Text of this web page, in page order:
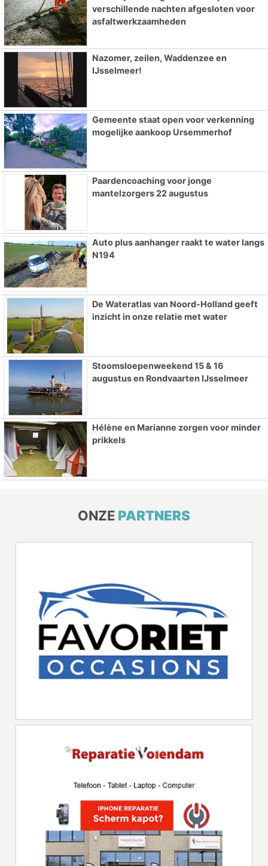
verschillende nachten afgesloten voor
asfaltwerkzaamheden
Nazomer, zeilen, Waddenzee en
IJsselmeer!
Gemeente staat open voor verkenning
mogelijke aankoop Ursemmerhof
Paardencoaching voor jonge
mantelzorgers 22 augustus
Auto plus aanhanger raakt te water langs
N194
De Wateratlas van Noord-Holland geeft
inzicht in onze relatie met water
Stoomsloepenweekend 15 & 16
augustus en Rondvaarten IJsselmeer
Hélène en Marianne zorgen voor minder
prikkels
ONZE PARTNERS